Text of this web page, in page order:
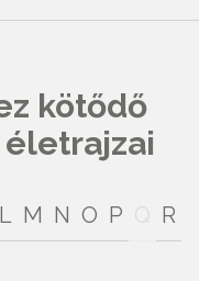
kötődő
L M N O P
R